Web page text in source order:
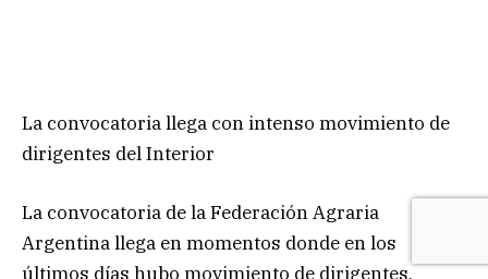
La convocatoria llega con intenso movimiento de
dirigentes del Interior
La convocatoria de la Federación Agraria
Argentina llega en momentos donde en los
últimos días hubo movimiento de dirigentes.